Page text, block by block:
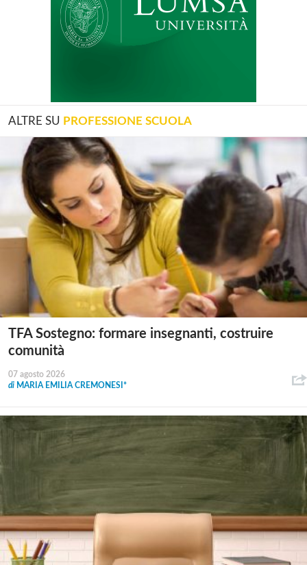
ALTRE SU PROFESSIONE SCUOLA
TFA Sostegno: formare insegnanti, costruire
comunità
07 agosto 2026
di MARIA EMILIA CREMONESI*